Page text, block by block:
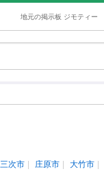
地元の掲示板 ジモティー
三次市 庄原市 大竹市